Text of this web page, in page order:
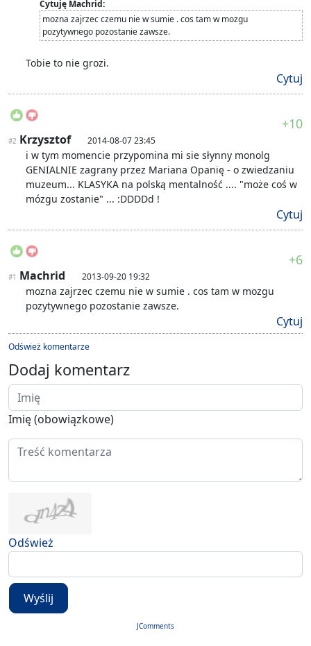
Cytuję Machrid:
mozna zajrzec czemu nie w sumie . cos tam w mozgu
pozytywnego pozostanie zawsze.
Tobie to nie grozi.
Cytuj
+10
#2 Krzysztof 2014-08-07 23:45
i w tym momencie przypomina mi sie słynny monolg
GENIALNIE zagrany przez Mariana Opanię - o zwiedzaniu
muzeum... KLASYKA na polską mentalność .... "może coś w
mózgu zostanie" ... :DDDDd !
Cytuj
+6
#1 Machrid 2013-09-20 19:32
mozna zajrzec czemu nie w sumie . cos tam w mozgu
pozytywnego pozostanie zawsze.
Cytuj
Odśwież komentarze
Dodaj komentarz
Imię (obowiązkowe)
Odśwież
Wyślij
JComments